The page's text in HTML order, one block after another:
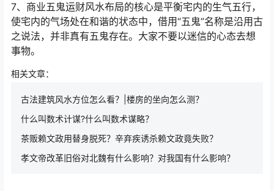
7、商业五鬼运财风水布局的核心是平衡宅内的生气五行，
使宅内的气场处在和谐的状态中，借用“五鬼”名称是沿用古
之说法，并非真有五鬼存在。大家不要以迷信的心态去想
事物。
相关文章：
古法建筑风水方位怎么看？|楼房的坐向怎么测？
什么叫数术计谋?什么叫数术谋略？
茶贩赖文政用替身脱死？辛弃疾诱杀赖文政竟失败？
孝文帝改革旧俗对北魏有什么影响？对我国有什么影响？